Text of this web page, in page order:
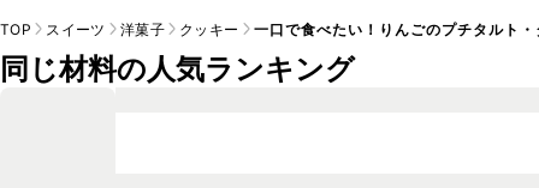
TOP スイーツ 洋菓子 クッキー 一口で食べたい！りんごのプチタルト・
同じ材料の人気ランキング